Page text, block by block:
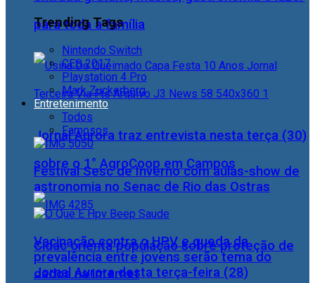
para toda a família
Jornal Aurora traz entrevista nesta terça (30)
sobre o 1° AgroCoop em Campos
Cidac orienta população sobre proteção de
dados na internet
Trending Tags
Nintendo Switch
CES 2017
Playstation 4 Pro
Mark Zuckerberg
Entretenimento
Todos
Famosos
Festival Sesc de Inverno com aulas-show de
astronomia no Senac de Rio das Ostras
Vacinação contra o HPV e queda da
prevalência entre jovens serão tema do
Jornal Aurora desta terça-feira (28)